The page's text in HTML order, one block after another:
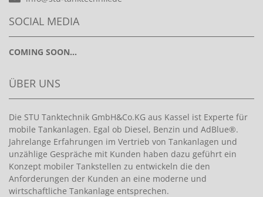
SOCIAL MEDIA
COMING SOON...
ÜBER UNS
Die STU Tanktechnik GmbH&Co.KG aus Kassel ist Experte für
mobile Tankanlagen. Egal ob Diesel, Benzin und AdBlue®.
Jahrelange Erfahrungen im Vertrieb von Tankanlagen und
unzählige Gespräche mit Kunden haben dazu geführt ein
Konzept mobiler Tankstellen zu entwickeln die den
Anforderungen der Kunden an eine moderne und
wirtschaftliche Tankanlage entsprechen.